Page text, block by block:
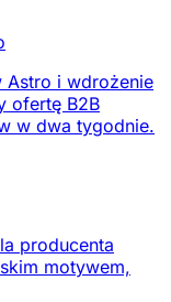
Astro i wdrożenie
ofertę B2B
w dwa tygodnie.
producenta
motywem,